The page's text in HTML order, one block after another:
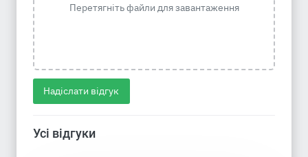
Перетягніть файли для завантаження
Надіслати відгук
Усі відгуки